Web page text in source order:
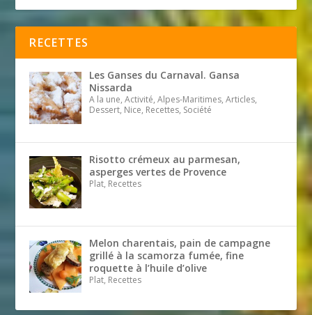
RECETTES
Les Ganses du Carnaval. Gansa
Nissarda
A la une, Activité, Alpes-Maritimes, Articles,
Dessert, Nice, Recettes, Société
Risotto crémeux au parmesan,
asperges vertes de Provence
Plat, Recettes
Melon charentais, pain de campagne
grillé à la scamorza fumée, fine
roquette à l’huile d’olive
Plat, Recettes